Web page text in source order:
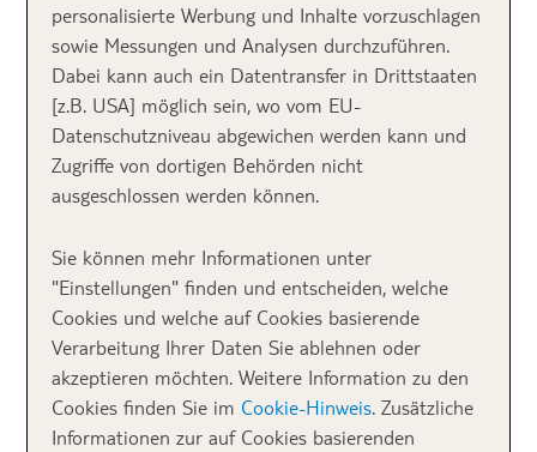
Santorini
Insel hat einzigartige Merkmale. Keine Insel ist direkt
mit der anderen vergleichbar. Welche ist die schönste
griechische Insel und die richtige für deinen Urlaub?
Ich gebe dir eine Übersicht, über die sieben Klassiker
und du entscheidest, welche Insel am besten zu dir
passt. Schönheit bieten sie alle.
personalisierte Werbung und Inhalte vorzuschlagen
sowie Messungen und Analysen durchzuführen.
Dabei kann auch ein Datentransfer in Drittstaaten
[z.B. USA] möglich sein, wo vom EU-
Datenschutzniveau abgewichen werden kann und
Zugriffe von dortigen Behörden nicht
ausgeschlossen werden können.
Sie können mehr Informationen unter
"Einstellungen" finden und entscheiden, welche
Cookies und welche auf Cookies basierende
Verarbeitung Ihrer Daten Sie ablehnen oder
akzeptieren möchten. Weitere Information zu den
Cookies finden Sie im Cookie-Hinweis. Zusätzliche
Informationen zur auf Cookies basierenden